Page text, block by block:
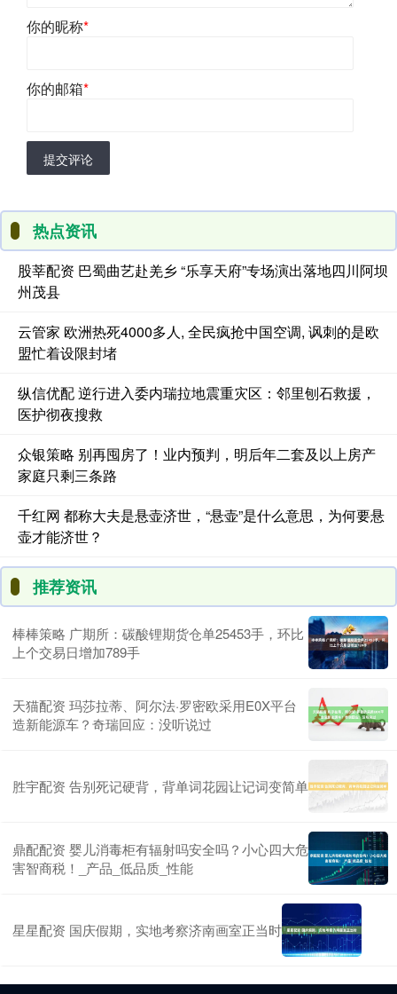
你的昵称*
你的邮箱*
提交评论
热点资讯
股莘配资 巴蜀曲艺赴羌乡 “乐享天府”专场演出落地四川阿坝
州茂县
云管家 欧洲热死4000多人, 全民疯抢中国空调, 讽刺的是欧
盟忙着设限封堵
纵信优配 逆行进入委内瑞拉地震重灾区：邻里刨石救援，
医护彻夜搜救
众银策略 别再囤房了！业内预判，明后年二套及以上房产
家庭只剩三条路
千红网 都称大夫是悬壶济世，“悬壶”是什么意思，为何要悬
壶才能济世？
推荐资讯
棒棒策略 广期所：碳酸锂期货仓单25453手，环比
上个交易日增加789手
天猫配资 玛莎拉蒂、阿尔法·罗密欧采用E0X平台
造新能源车？奇瑞回应：没听说过
胜宇配资 告别死记硬背，背单词花园让记词变简单
鼎配配资 婴儿消毒柜有辐射吗安全吗？小心四大危
害智商税！_产品_低品质_性能
星星配资 国庆假期，实地考察济南画室正当时